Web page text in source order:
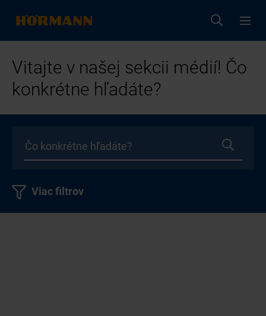
Vitajte v našej sekcii médií! Čo
konkrétne hľadáte?
Viac filtrov